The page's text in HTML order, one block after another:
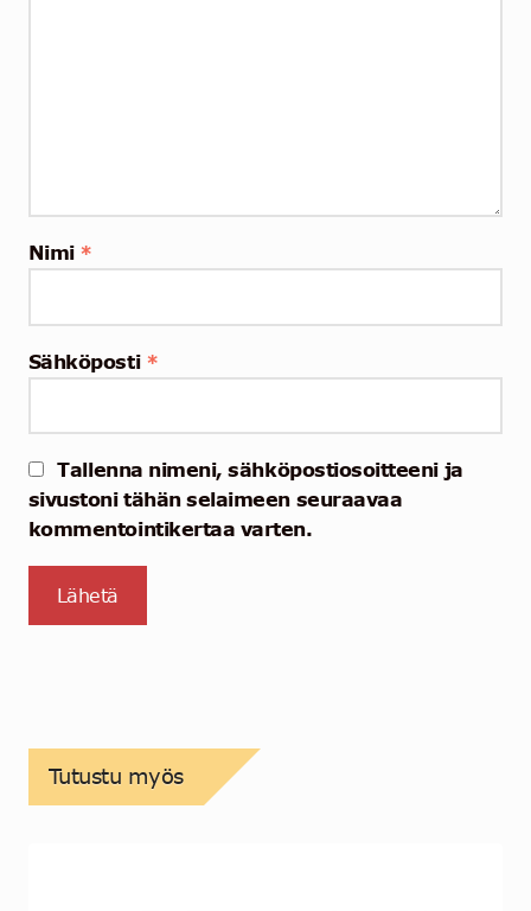
Nimi *
Sähköposti *
Tallenna nimeni, sähköpostiosoitteeni ja
sivustoni tähän selaimeen seuraavaa
kommentointikertaa varten.
Tutustu myös